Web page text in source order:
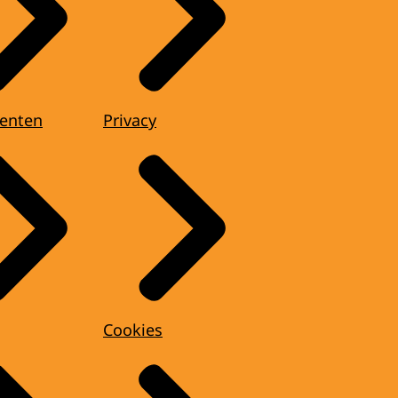
Privacy
Cookies